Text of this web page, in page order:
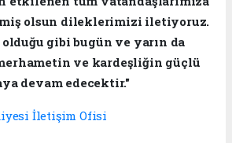
olsun dileklerimizi iletiyoruz.
gibi bugün ve yarın da
ve kardeşliğin güçlü
devam edecektir."
İletişim Ofisi